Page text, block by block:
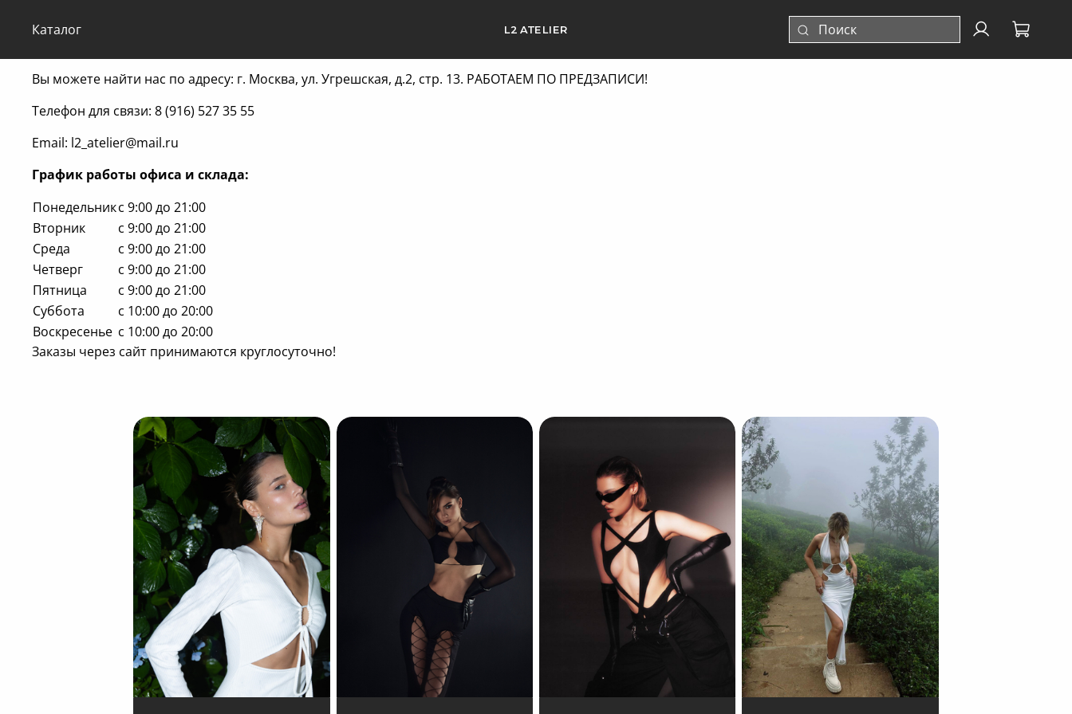
L2 ATELIER
Каталог
Вы можете найти нас по адресу: г. Москва, ул. Угрешская, д.2, стр. 13. РАБОТАЕМ ПО ПРЕДЗАПИСИ!
Телефон для связи: 8 (916) 527 35 55
Email: l2_atelier@mail.ru
График работы офиса и склада:
Понедельникс 9:00 до 21:00
Вторник
с 9:00 до 21:00
Среда
с 9:00 до 21:00
Четверг
с 9:00 до 21:00
Пятница
с 9:00 до 21:00
Суббота
с 10:00 до 20:00
Воскресенье с 10:00 до 20:00
Заказы через сайт принимаются круглосуточно!